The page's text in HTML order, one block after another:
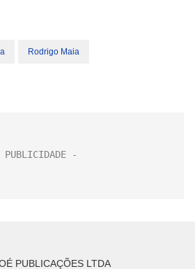
Rodrigo Maia
PUBLICAÇÕES LTDA